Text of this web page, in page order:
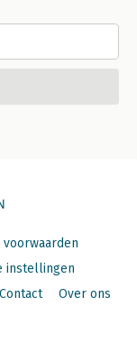
instellingen
Over ons